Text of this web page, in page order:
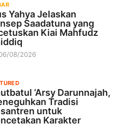
Yahya Jelaskan
Saadatuna yang
Kiai Mahfudz
08/2026
‘Arsy Darunnajah,
Tradisi
untuk
Karakter